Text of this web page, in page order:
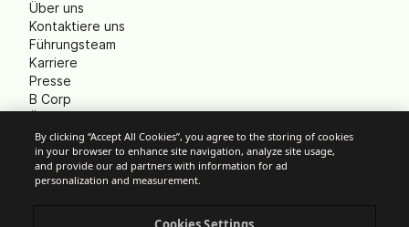
Über uns
Kontaktiere uns
Führungsteam
Karriere
Presse
B Corp
Gemeinnützige
Organisationen (NPO)
By clicking “Accept All Cookies”, you agree to the storing of cookies
in your browser to enhance site navigation, analyze site usage,
and provide our ad partners with information for ad
personalization and measurement.